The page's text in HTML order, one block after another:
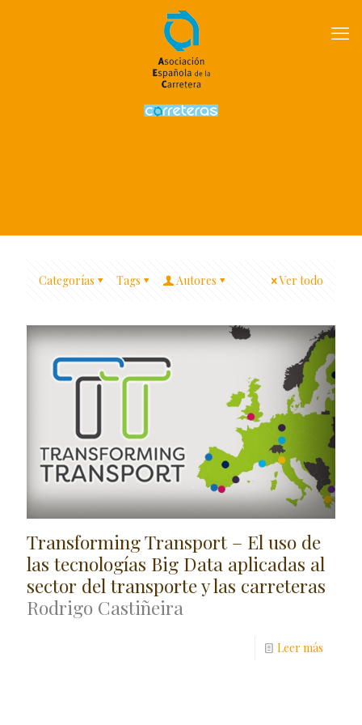
Categorías Tags Autores Ver todo
Transforming Transport – El uso de
las tecnologías Big Data aplicadas al
sector del transporte y las carreteras
Rodrigo Castiñeira
Leer más